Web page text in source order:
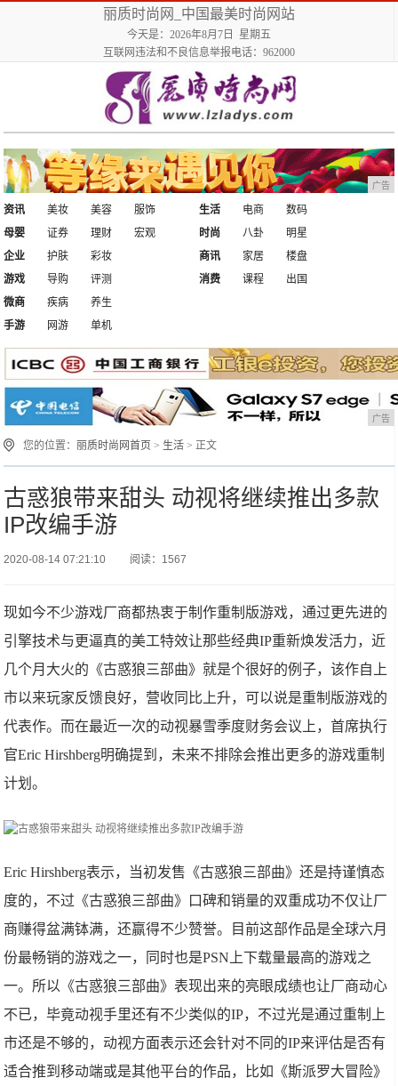
丽质时尚网_中国最美时尚网站
今天是：2026年8月7日 星期五
互联网违法和不良信息举报电话：962000
广告
资讯 美妆 美容
服饰
母婴
证券 理财 宏观
生活 电商
数码
时尚
八卦
明星
企业
护肤
彩妆
游戏
导购 评测
商讯 家居
楼盘
消费
课程
出国
微商
疾病
养生
手游
网游 单机
广告
您的位置： 丽质时尚网首页 > 生活 > 正文
古惑狼带来甜头 动视将继续推出多款
IP改编手游
2020-08-14 07:21:10 阅读：1567
现如今不少游戏厂商都热衷于制作重制版游戏，通过更先进的
引擎技术与更逼真的美工特效让那些经典IP重新焕发活力，近
几个月大火的《古惑狼三部曲》就是个很好的例子，该作自上
市以来玩家反馈良好，营收同比上升，可以说是重制版游戏的
代表作。而在最近一次的动视暴雪季度财务会议上，首席执行
官Eric Hirshberg明确提到，未来不排除会推出更多的游戏重制
计划。
Eric Hirshberg表示，当初发售《古惑狼三部曲》还是持谨慎态
度的，不过《古惑狼三部曲》口碑和销量的双重成功不仅让厂
商赚得盆满钵满，还赢得不少赞誉。目前这部作品是全球六月
份最畅销的游戏之一，同时也是PSN上下载量最高的游戏之
一。所以《古惑狼三部曲》表现出来的亮眼成绩也让厂商动心
不已，毕竟动视手里还有不少类似的IP，不过光是通过重制上
市还是不够的，动视方面表示还会针对不同的IP来评估是否有
适合推到移动端或是其他平台的作品，比如《斯派罗大冒险》